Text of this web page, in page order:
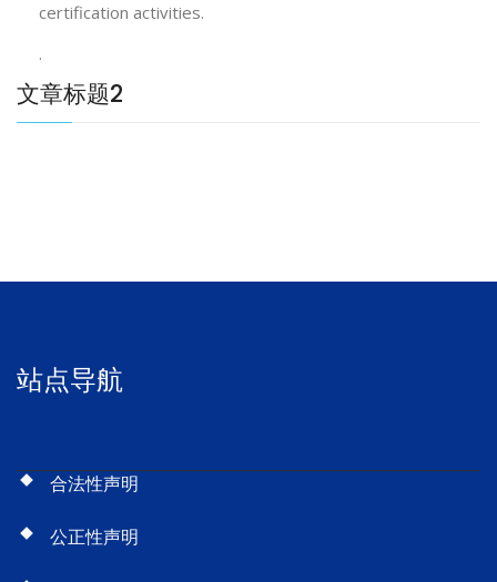
certification activities.
.
文章标题2
站点导航
合法性声明
公正性声明